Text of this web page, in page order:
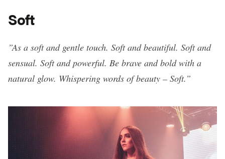
Soft
”As a soft and gentle touch. Soft and beautiful. Soft and
sensual. Soft and powerful. Be brave and bold with a
natural glow. Whispering words of beauty – Soft.”